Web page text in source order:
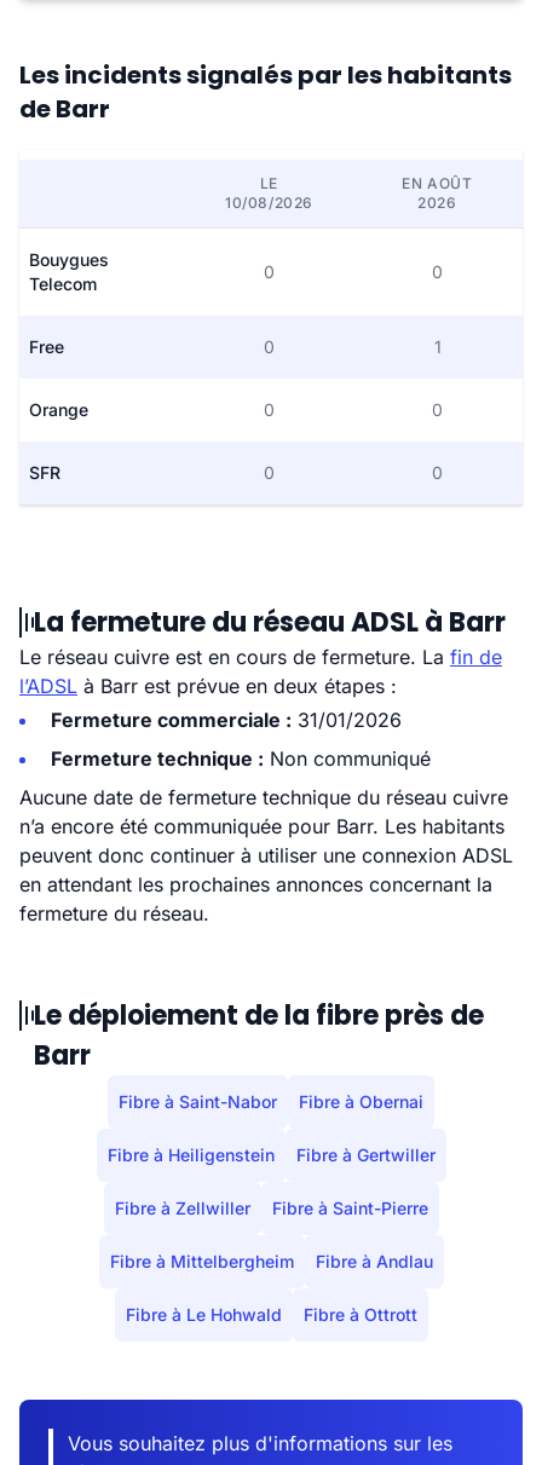
Les incidents signalés par les habitants
de Barr
LE
10/08/2026
EN AOÛT
2026
Bouygues
Telecom
0 0
Free 0 1
Orange 0 0
SFR 0 0
La fermeture du réseau ADSL à Barr
Le réseau cuivre est en cours de fermeture. La fin de
l’ADSL à Barr est prévue en deux étapes :
Fermeture commerciale : 31/01/2026
Fermeture technique : Non communiqué
Aucune date de fermeture technique du réseau cuivre
n’a encore été communiquée pour Barr. Les habitants
peuvent donc continuer à utiliser une connexion ADSL
en attendant les prochaines annonces concernant la
fermeture du réseau.
Le déploiement de la fibre près de
Barr
Fibre à Saint-Nabor Fibre à Obernai
Fibre à Heiligenstein Fibre à Gertwiller
Fibre à Zellwiller Fibre à Saint-Pierre
Fibre à Mittelbergheim Fibre à Andlau
Fibre à Le Hohwald Fibre à Ottrott
Vous souhaitez plus d'informations sur les